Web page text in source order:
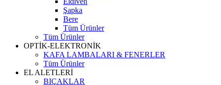
Şapka
Bere
Tüm Ürünler
Tüm Ürünler
OPTİK-ELEKTRONİK
KAFA LAMBALARI & FENERLER
Tüm Ürünler
EL ALETLERİ
BIÇAKLAR